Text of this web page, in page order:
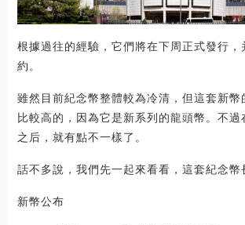
根據過往的經驗，它們將在下周正式發行，
約。
雖然目前紀念幣整體較為冷清，但這套新幣
比較高的，因為它是新系列的龍頭幣。不過
之后，就有點不一樣了。
話不多說，我們先一起來看看，這套紀念幣
新幣公布